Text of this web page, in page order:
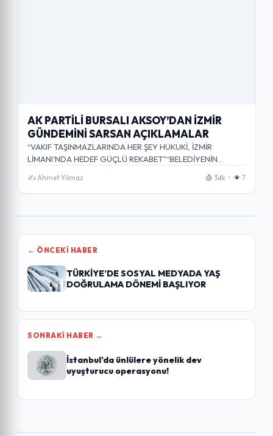
AK PARTİLİ BURSALI AKSOY’DAN İZMİR
GÜNDEMİNİ SARSAN AÇIKLAMALAR
“VAKIF TAŞINMAZLARINDA HER ŞEY HUKUKİ, İZMİR
LİMANI’NDA HEDEF GÜÇLÜ REKABET”“BELEDİYENİN
✍️ Ahmet Yilmaz 3dk • 7
← ÖNCEKI HABER
TÜRKİYE’DE SOSYAL MEDYADA YAŞ
DOĞRULAMA DÖNEMİ BAŞLIYOR
SONRAKI HABER →
İstanbul’da ünlülere yönelik dev
uyuşturucu operasyonu!